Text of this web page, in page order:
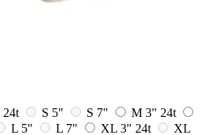
24t S 5" S 7" M 3" 24t
L 5" L 7" XL 3" 24t XL